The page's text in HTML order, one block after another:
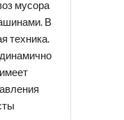
мусора
В
техника.